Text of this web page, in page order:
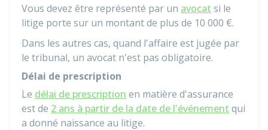
Vous devez être représenté par un avocat si le
litige porte sur un montant de plus de 10 000 €.
Dans les autres cas, quand l'affaire est jugée par
le tribunal, un avocat n'est pas obligatoire.
Délai de prescription
Le délai de prescription en matière d'assurance
est de 2 ans à partir de la date de l'événement qui
a donné naissance au litige.